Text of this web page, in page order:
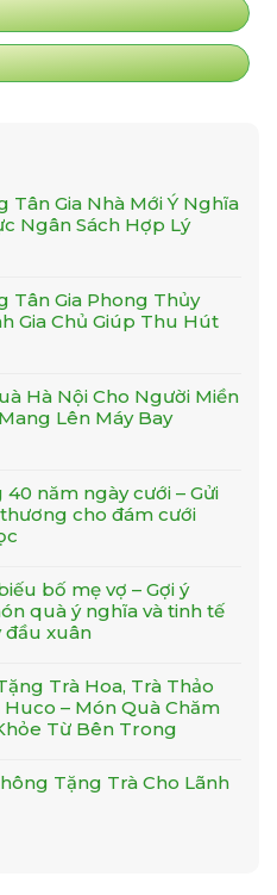
Tân Gia Nhà Mới Ý Nghĩa
Ngân Sách Hợp Lý
Tân Gia Phong Thủy
Gia Chủ Giúp Thu Hút
Hà Nội Cho Người Miền
Lên Máy Bay
năm ngày cưới – Gửi
cho đám cưới
bố mẹ vợ – Gợi ý
quà ý nghĩa và tinh tế
đầu xuân
Trà Hoa, Trà Thảo
– Món Quà Chăm
Từ Bên Trong
Tặng Trà Cho Lãnh